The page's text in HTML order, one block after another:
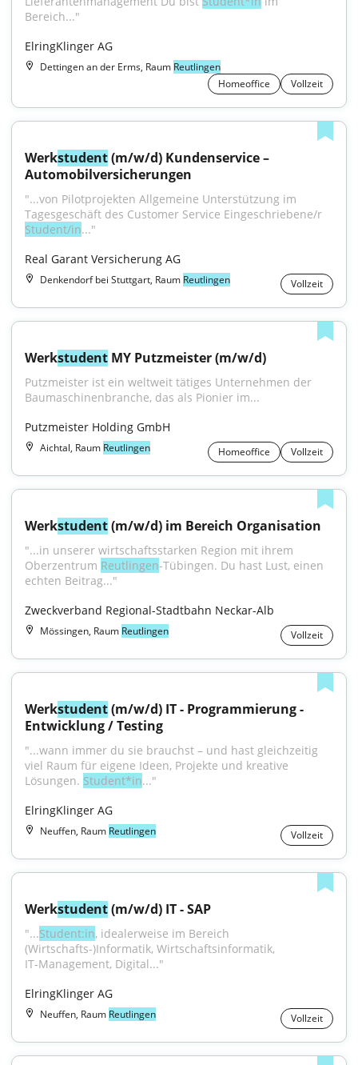
Bereich..."
ElringKlinger AG
Dettingen an der Erms, Raum Reutlingen
Homeoffice
Vollzeit
Werkstudent (m/w/d) Kundenservice –
Automobilversicherungen
"...von Pilotprojekten Allgemeine Unterstützung im
Student/in..."
Real Garant Versicherung AG
Denkendorf bei Stuttgart, Raum Reutlingen Vollzeit
Werkstudent MY Putzmeister (m/w/d)
Putzmeister ist ein weltweit tätiges Unternehmen der
Baumaschinenbranche, das als Pionier im...
Putzmeister Holding GmbH
Aichtal, Raum Reutlingen Homeoffice Vollzeit
Werkstudent (m/w/d) im Bereich Organisation
"...in unserer wirtschaftsstarken Region mit ihrem
Oberzentrum Reutlingen-Tübingen. Du hast Lust, einen
echten Beitrag..."
Zweckverband Regional-Stadtbahn Neckar-Alb
Mössingen, Raum Reutlingen Vollzeit
Werkstudent (m/w/d) IT - Programmierung -
Entwicklung / Testing
"...wann immer du sie brauchst – und hast gleichzeitig
viel Raum für eigene Ideen, Projekte und kreative
Lösungen. Student*in..."
ElringKlinger AG
Neuffen, Raum Reutlingen Vollzeit
Werkstudent (m/w/d) IT - SAP
"...Student:in, idealerweise im Bereich
(Wirtschafts-)Informatik, Wirtschaftsinformatik,
IT‑Management, Digital..."
ElringKlinger AG
Neuffen, Raum Reutlingen Vollzeit